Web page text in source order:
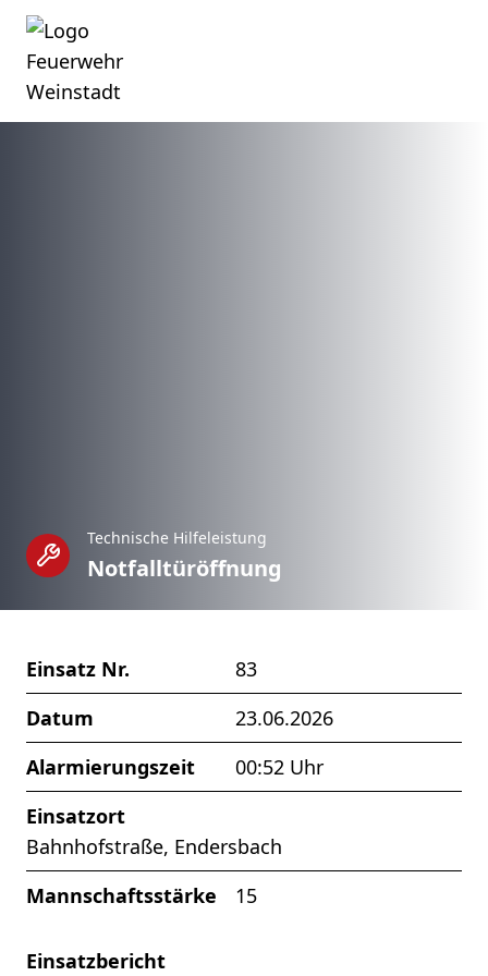
Technische Hilfeleistung
Notfalltüröffnung
Einsatz Nr.
83
Datum
23.06.2026
Alarmierungszeit
00:52 Uhr
Einsatzort
Bahnhofstraße, Endersbach
Mannschaftsstärke
15
Einsatzbericht